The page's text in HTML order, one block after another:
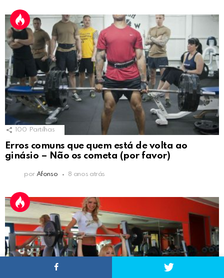
100 Partilhas
Erros comuns que quem está de volta ao
ginásio – Não os cometa (por favor)
por Afonso 8 anos atrás